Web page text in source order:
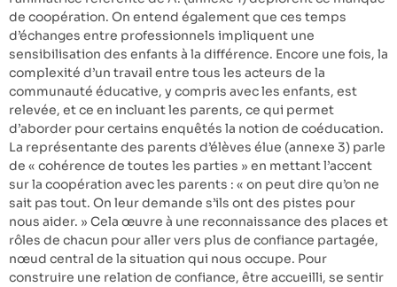
de coopération. On entend également que ces temps
d’échanges entre professionnels impliquent une
sensibilisation des enfants à la différence. Encore une fois, la
complexité d’un travail entre tous les acteurs de la
communauté éducative, y compris avec les enfants, est
relevée, et ce en incluant les parents, ce qui permet
d’aborder pour certains enquêtés la notion de coéducation.
La représentante des parents d’élèves élue (annexe 3) parle
de « cohérence de toutes les parties » en mettant l’accent
sur la coopération avec les parents : « on peut dire qu’on ne
sait pas tout. On leur demande s’ils ont des pistes pour
nous aider. » Cela œuvre à une reconnaissance des places et
rôles de chacun pour aller vers plus de confiance partagée,
nœud central de la situation qui nous occupe. Pour
construire une relation de confiance, être accueilli, se sentir